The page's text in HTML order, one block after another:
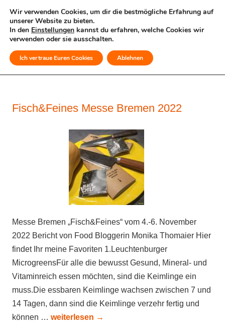
MENÜ
Fisch&Feines Messe Bremen 2022
Messe Bremen „Fisch&Feines“ vom 4.-6. November
2022 Bericht von Food Bloggerin Monika Thomaier Hier
findet Ihr meine Favoriten 1.Leuchtenburger
MicrogreensFür alle die bewusst Gesund, Mineral- und
Vitaminreich essen möchten, sind die Keimlinge ein
muss.Die essbaren Keimlinge wachsen zwischen 7 und
14 Tagen, dann sind die Keimlinge verzehr fertig und
können … weiterlesen →
Wir verwenden Cookies, um dir die bestmögliche Erfahrung auf
unserer Website zu bieten.
In den Einstellungen kannst du erfahren, welche Cookies wir
verwenden oder sie ausschalten.
Ich vertraue Euren Cookies Ablehnen